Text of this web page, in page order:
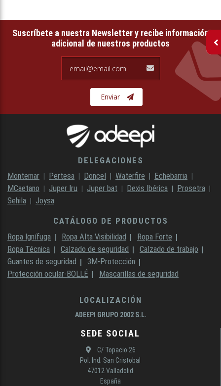
Suscríbete a nuestra Newsletter y recibe información
adicional de nuestros productos
Enviar
DELEGACIONES
Montemar
Pertesa Doncel Waterfire
Echebarria
MCaetano
Juper Iru Juper bat Dexis Ibérica
Prosetra
Sehila
Joysa
CATÁLOGO DE PRODUCTOS
Ropa Ignífuga
Ropa Alta Visibilidad
Ropa Forte
Ropa Técnica
Calzado de seguridad
Calzado de trabajo
Guantes de seguridad
3M-Protección
Protección ocular-BOLLÉ
Mascarillas de seguridad
LOCALIZACIÓN
ADEEPI GRUPO 2002 S.L.
SEDE SOCIAL
C/ Topacio 26
Pol. Ind. San Cristobal
47012 Valladolid
España